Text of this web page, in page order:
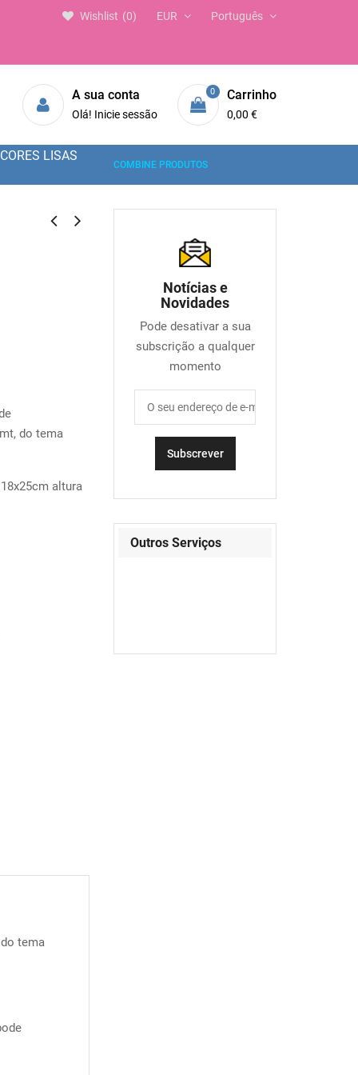
Português
EUR
Wishlist 0
A sua conta
Olá! Inicie sessão
0 Carrinho
0,00 €
CORES LISAS
COMBINE PRODUTOS
do tema
altura
tema
Notícias e
Novidades
Pode desativar a sua
subscrição a qualquer
momento
Outros Serviços